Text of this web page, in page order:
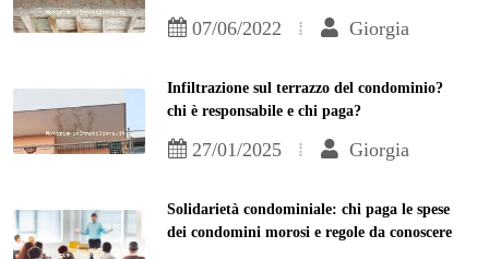
07/06/2022 Giorgia
Infiltrazione sul terrazzo del condominio?
chi è responsabile e chi paga?
27/01/2025 Giorgia
Solidarietà condominiale: chi paga le spese
dei condomini morosi e regole da conoscere